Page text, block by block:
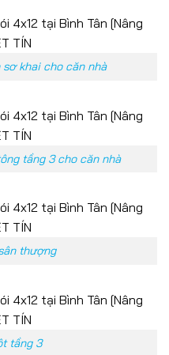
khai cho căn nhà
tầng 3 cho căn nhà
thượng
tầng 3